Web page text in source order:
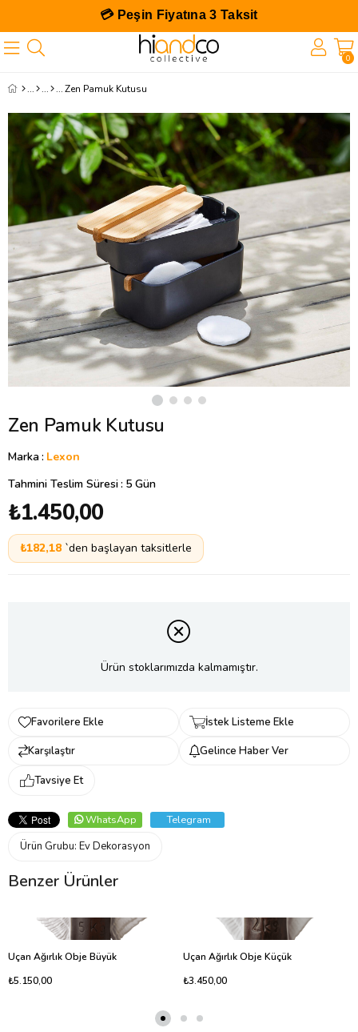
💳 Peşin Fiyatına 3 Taksit
0
Zen Pamuk Kutusu
Zen Pamuk Kutusu
Marka: Lexon
Tahmini Teslim Süresi: 5 Gün
₺1.450,00
₺182,18 `den başlayan taksitlerle
Ürün stoklarımızda kalmamıştır.
Favorilere Ekle
İstek Listeme Ekle
Karşılaştır
Gelince Haber Ver
Tavsiye Et
WhatsApp
Telegram
Ürün Grubu: Ev Dekorasyon
Benzer Ürünler
Uçan Ağırlık Obje Büyük
₺5.150,00
Uçan Ağırlık Obje Küçük
₺3.450,00